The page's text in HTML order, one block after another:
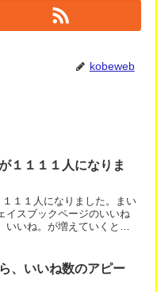
kobeweb
１１１１人になりま
１１人になりました。まい
イスブックページのいいね
いね。が増えていくと、
、いいね数のアピー